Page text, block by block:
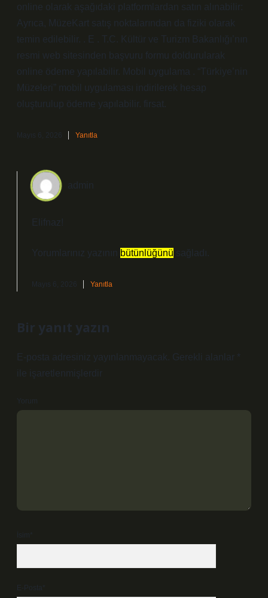
online olarak aşağıdaki platformlardan satın alınabilir:
Ayrıca, MüzeKart satış noktalarından da fiziki olarak
temin edilebilir. . E . T.C. Kültür ve Turizm Bakanlığı’nın
resmi web sitesinden başvuru formu doldurularak
online ödeme yapılabilir. Mobil uygulama . “Türkiye’nin
Müzeleri” mobil uygulaması indirilerek hesap
oluşturulup ödeme yapılabilir. firsat.
Mayıs 6, 2026 Yanıtla
admin
Elifnaz!
Yorumlarınız yazının bütünlüğünü sağladı.
Mayıs 6, 2026 Yanıtla
Bir yanıt yazın
E-posta adresiniz yayınlanmayacak. Gerekli alanlar *
ile işaretlenmişlerdir
Yorum
İsim*
E-Posta*